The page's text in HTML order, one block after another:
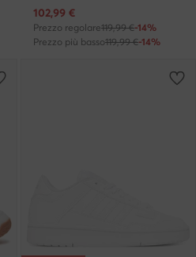
Prezzo attuale
102,99 €
Prezzo regolare119,99 €-14%
Prezzo più basso119,99 €-14%